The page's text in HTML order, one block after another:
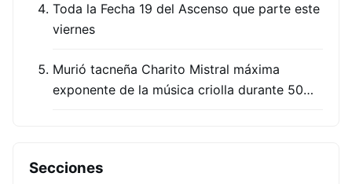
Toda la Fecha 19 del Ascenso que parte este
viernes
Murió tacneña Charito Mistral máxima
exponente de la música criolla durante 50…
Secciones